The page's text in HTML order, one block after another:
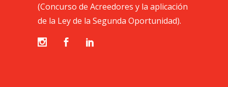
(Concurso de Acreedores y la aplicación
de la Ley de la Segunda Oportunidad).